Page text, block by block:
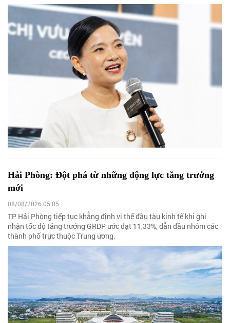
Hải Phòng: Đột phá từ những động lực tăng trưởng
mới
08/08/2026 05:05
TP Hải Phòng tiếp tục khẳng định vị thế đầu tàu kinh tế khi ghi
nhận tốc độ tăng trưởng GRDP ước đạt 11,33%, dẫn đầu nhóm các
thành phố trực thuộc Trung ương.